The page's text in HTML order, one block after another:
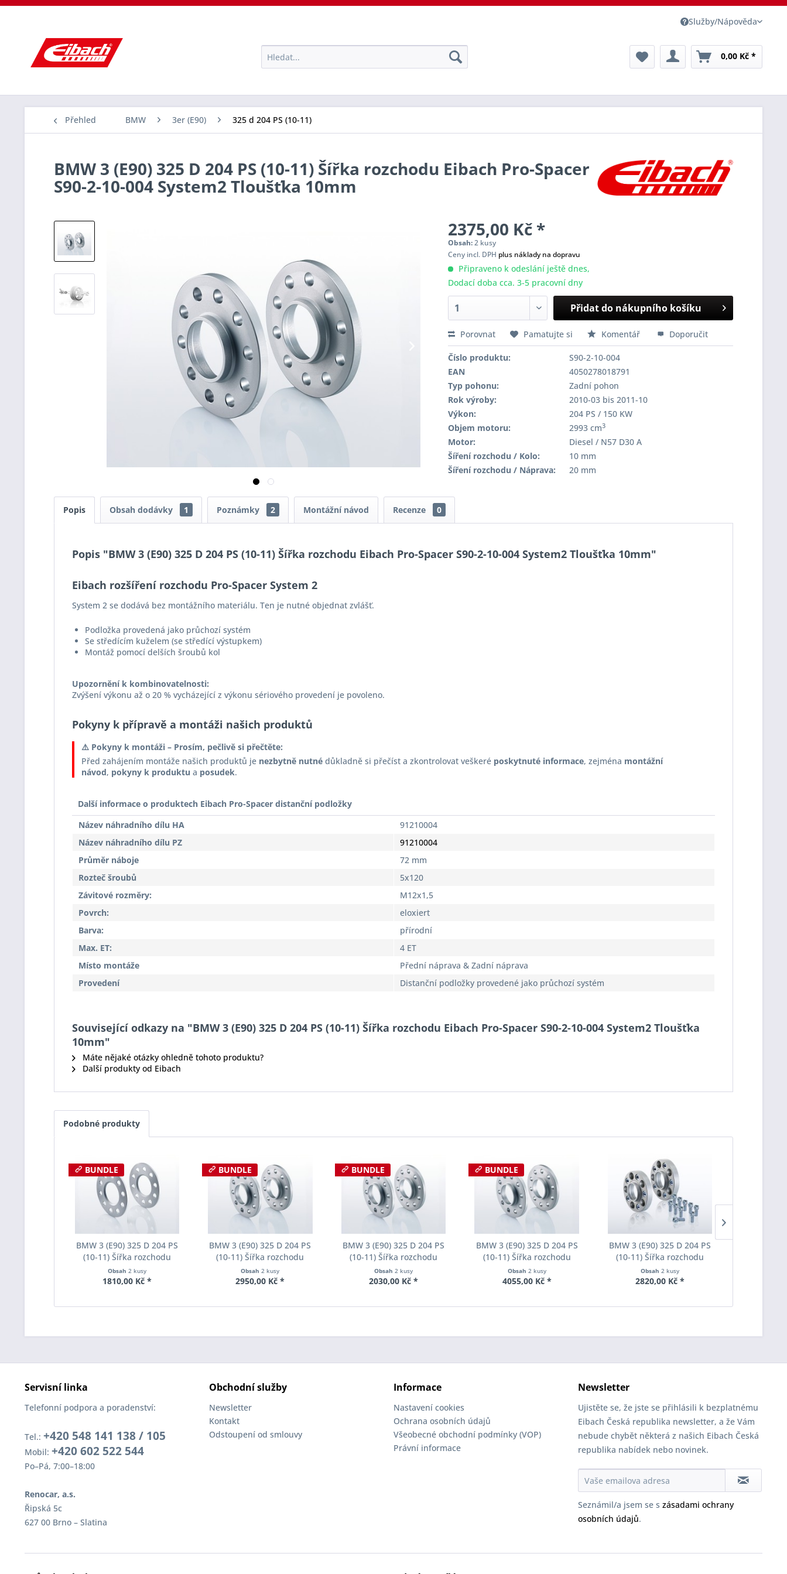
Služby/Nápověda
0,00 Kč *
Přehled BMW 3er (E90) 325 d 204 PS (10-11)
BMW 3 (E90) 325 D 204 PS (10-11) Šířka rozchodu Eibach Pro-Spacer
S90-2-10-004 System2 Tloušťka 10mm
2375,00 Kč *
Obsah:2 kusy
Ceny incl. DPH plus náklady na dopravu
Připraveno k odeslání ještě dnes,
Dodací doba cca. 3-5 pracovní dny
Přidat do nákupního košíku
Porovnat Pamatujte si Komentář Doporučit
Číslo produktu:
S90-2-10-004
EAN
4050278018791
Typ pohonu:
Zadní pohon
Rok výroby:
2010-03 bis 2011-10
Výkon:
204 PS / 150 KW
Objem motoru:
2993 cm3
Motor:
Diesel / N57 D30 A
Šíření rozchodu / Kolo:
10 mm
Šíření rozchodu / Náprava:
20 mm
Popis Obsah dodávky 1 Poznámky 2 Montážní návod Recenze 0
Popis "BMW 3 (E90) 325 D 204 PS (10-11) Šířka rozchodu Eibach Pro-Spacer S90-2-10-004 System2 Tloušťka 10mm"
Eibach rozšíření rozchodu Pro-Spacer System 2
System 2 se dodává bez montážního materiálu. Ten je nutné objednat zvlášť.
Podložka provedená jako průchozí systém
Se středícím kuželem (se středící výstupkem)
Montáž pomocí delších šroubů kol
Upozornění k kombinovatelnosti:
Zvýšení výkonu až o 20 % vycházející z výkonu sériového provedení je povoleno.
Pokyny k přípravě a montáži našich produktů
⚠️ Pokyny k montáži – Prosím, pečlivě si přečtěte:
Před zahájením montáže našich produktů je nezbytně nutné důkladně si přečíst a zkontrolovat veškeré poskytnuté informace, zejména montážní
návod, pokyny k produktu a posudek.
Další informace o produktech Eibach Pro-Spacer distanční podložky
Název náhradního dílu HA
91210004
Název náhradního dílu PZ
91210004
Průměr náboje
72 mm
Rozteč šroubů
5x120
Závitové rozměry:
M12x1,5
Povrch:
eloxiert
Barva:
přírodní
Max. ET:
4 ET
Místo montáže
Přední náprava & Zadní náprava
Provedení
Distanční podložky provedené jako průchozí systém
Související odkazy na "BMW 3 (E90) 325 D 204 PS (10-11) Šířka rozchodu Eibach Pro-Spacer S90-2-10-004 System2 Tloušťka
10mm"
Máte nějaké otázky ohledně tohoto produktu?
Další produkty od Eibach
Podobné produkty
BUNDLE
BMW 3 (E90) 325 D 204 PS
(10-11) Šířka rozchodu
Eibach Pro-Spacer S90-1-05-
017 System1 Tloušťka 5mm
Obsah 2 kusy
1810,00 Kč *
BUNDLE
BMW 3 (E90) 325 D 204 PS
(10-11) Šířka rozchodu
Eibach Pro-Spacer S90-2-12-
002 System2 Tloušťka 12mm
Obsah2 kusy
2950,00 Kč *
BUNDLE
BMW 3 (E90) 325 D 204 PS
(10-11) Šířka rozchodu
Eibach Pro-Spacer S90-2-15-
001 System2 Tloušťka 15mm
Obsah 2 kusy
2030,00 Kč *
BUNDLE
BMW 3 (E90) 325 D 204 PS
(10-11) Šířka rozchodu
Eibach Pro-Spacer S90-2-20-
020 System2 Tloušťka 20mm
Obsah 2 kusy
4055,00 Kč *
BMW 3 (E90) 325 D 204 PS
(10-11) Šířka rozchodu
Eibach Pro-Spacer S90-7-20-
010 System7 Tloušťka 20mm
Obsah2 kusy
2820,00 Kč *
Servisní linka
Telefonní podpora a poradenství:
Tel.: +420 548 141 138 / 105
Mobil: +420 602 522 544
Po–Pá, 7:00–18:00
Renocar, a.s.
Řipská 5c
627 00 Brno – Slatina
Obchodní služby
Newsletter
Kontakt
Odstoupení od smlouvy
Informace
Nastavení cookies
Ochrana osobních údajů
Všeobecné obchodní podmínky (VOP)
Právní informace
Newsletter
Ujistěte se, že jste se přihlásili k bezplatnému
Eibach Česká republika newsletter, a že Vám
nebude chybět některá z našich Eibach Česká
republika nabídek nebo novinek.
Seznámil/a jsem se s zásadami ochrany
osobních údajů.